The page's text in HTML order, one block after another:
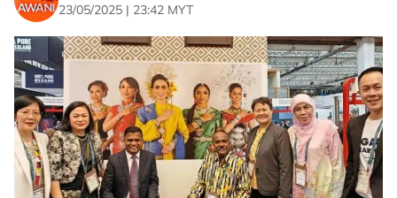
23/05/2025 | 23:42 MYT